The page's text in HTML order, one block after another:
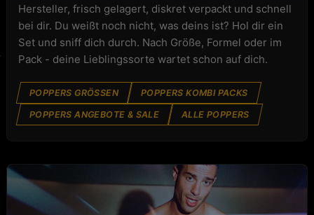
Hersteller, frisch gelagert, diskret verpackt und schnell
bei dir. Du weißt noch nicht, was deins ist? Hol dir ein
Set und sniff dich durch. Nach Größe, Formel oder im
Pack - deine Lieblingssorte wartet schon auf dich.
POPPERS GRÖSSEN POPPERS KOMBI PACKS
POPPERS ANGEBOTE & SALE ALLE POPPERS
POPPERS MARKEN